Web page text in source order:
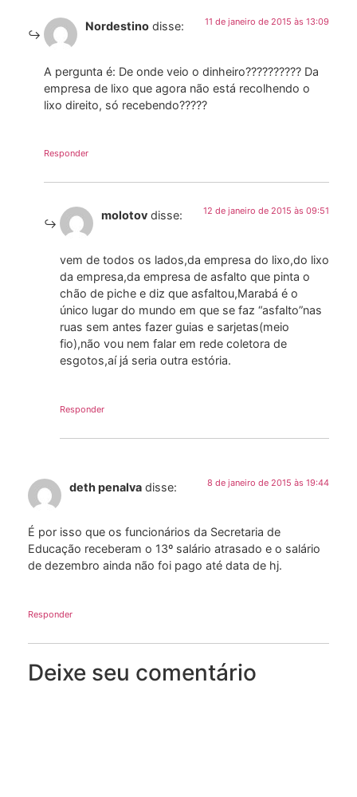
Nordestino disse: 11 de janeiro de 2015 às 13:09
A pergunta é: De onde veio o dinheiro?????????? Da
empresa de lixo que agora não está recolhendo o
lixo direito, só recebendo?????
Responder
molotov disse: 12 de janeiro de 2015 às 09:51
vem de todos os lados,da empresa do lixo,do lixo
da empresa,da empresa de asfalto que pinta o
chão de piche e diz que asfaltou,Marabá é o
único lugar do mundo em que se faz “asfalto”nas
ruas sem antes fazer guias e sarjetas(meio
fio),não vou nem falar em rede coletora de
esgotos,aí já seria outra estória.
Responder
deth penalva disse: 8 de janeiro de 2015 às 19:44
É por isso que os funcionários da Secretaria de
Educação receberam o 13º salário atrasado e o salário
de dezembro ainda não foi pago até data de hj.
Responder
Deixe seu comentário